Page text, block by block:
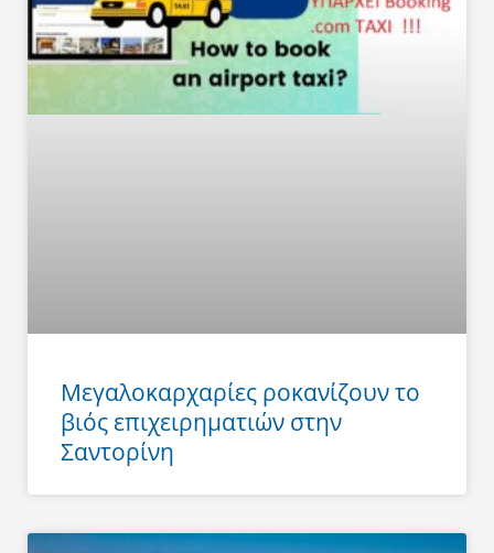
Μεγαλοκαρχαρίες ροκανίζουν το
βιός επιχειρηματιών στην
Σαντορίνη